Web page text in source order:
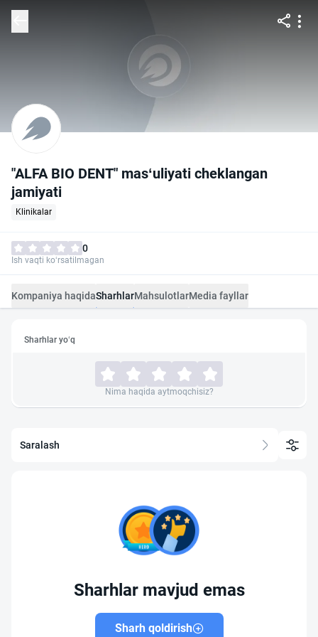
"ALFA BIO DENT" mas‘uliyati cheklangan
jamiyati
Klinikalar
0
Ish vaqti ko‘rsatilmagan
Kompaniya haqidaSharhlarMahsulotlarMedia fayllar
Sharhlar yo‘q
Nima haqida aytmoqchisiz?
Saralash
Sharhlar mavjud emas
Sharh qoldirish